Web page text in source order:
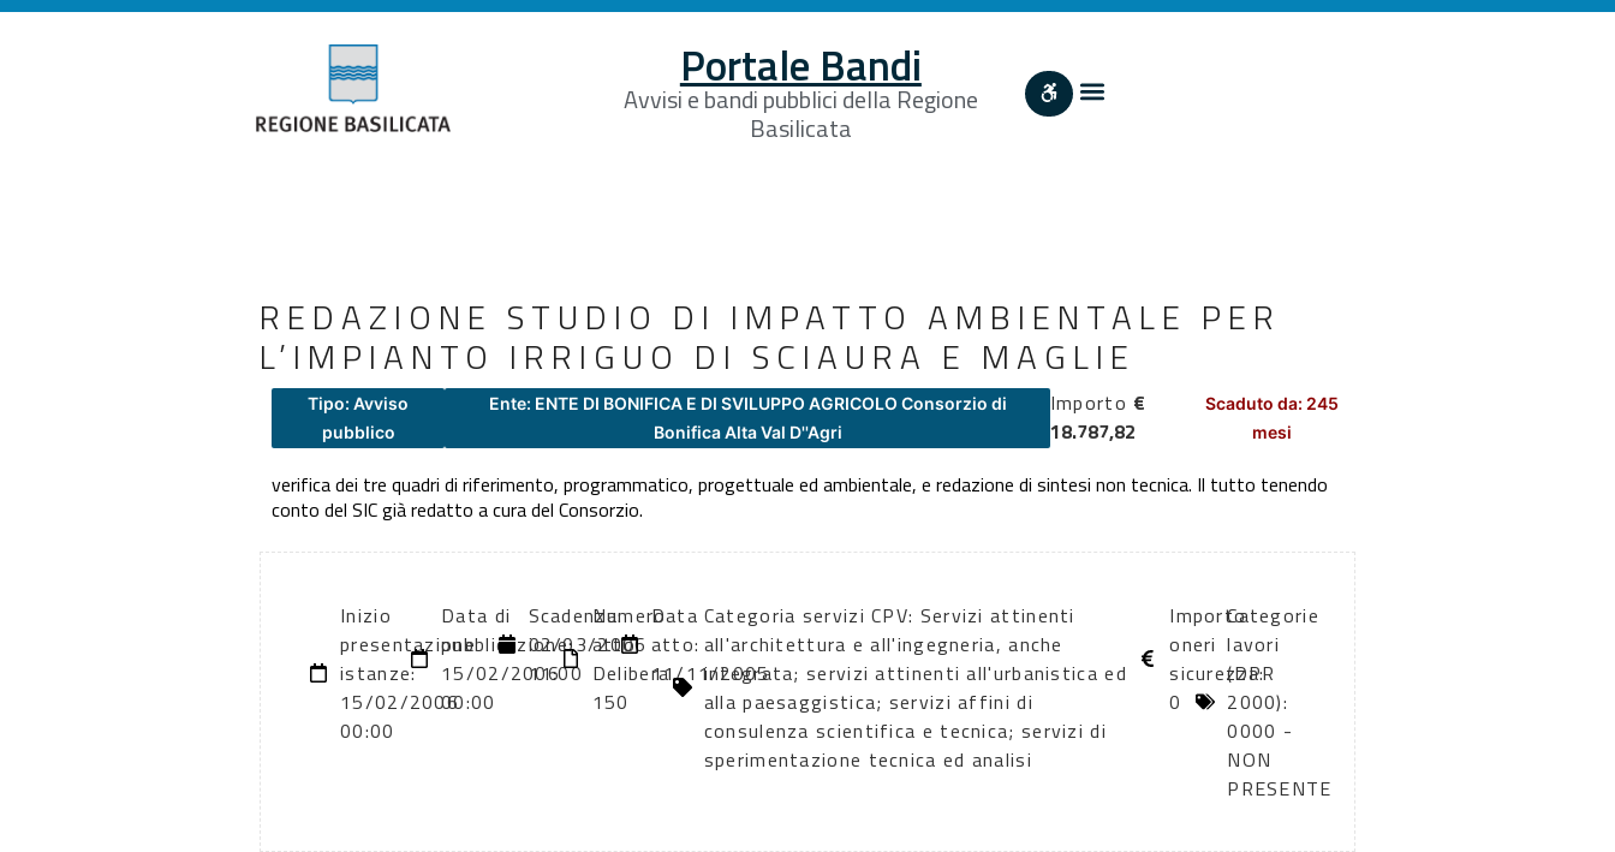
Portale Bandi
Avvisi e bandi pubblici della Regione
Basilicata
REDAZIONE STUDIO DI IMPATTO AMBIENTALE PER
L’IMPIANTO IRRIGUO DI SCIAURA E MAGLIE
Tipo: Avviso
pubblico
Ente: ENTE DI BONIFICA E DI SVILUPPO AGRICOLO Consorzio di
Bonifica Alta Val D''Agri
Importo €
18.787,82
Scaduto da: 245
mesi
verifica dei tre quadri di riferimento, programmatico, progettuale ed ambientale, e redazione di sintesi non tecnica. Il tutto tenendo
conto del SIC già redatto a cura del Consorzio.
Inizio
presentazione
istanze:
15/02/2006
00:00
Data di
pubblicazione:
15/02/2006
00:00
Scadenza:
02/03/2006
11:00
Numero
atto:
Delibera
150
Data
atto:
11/11/2005
Categoria servizi CPV: Servizi attinenti
all'architettura e all'ingegneria, anche
integrata; servizi attinenti all'urbanistica ed
alla paesaggistica; servizi affini di
consulenza scientifica e tecnica; servizi di
sperimentazione tecnica ed analisi
Importo
oneri
sicurezza:
0
Categorie
lavori
(DPR
2000):
0000 -
NON
PRESENTE